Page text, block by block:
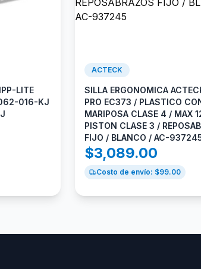
LITE
016-KJ
ACTECK
SILLA ERGONOMICA
PRO EC373 / PLASTICO
MARIPOSA CLASE 4 / MAX
PISTON CLASE 3 /
FIJO / BLANCO / AC-
$3,089.00
Costo de envío: $99.00